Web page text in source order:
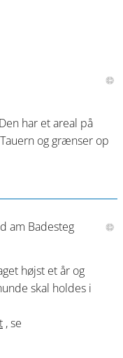
har et areal på
og grænser op
højst et år og
skal holdes i
, se